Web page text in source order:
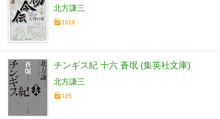
北方謙三
1019
チンギス紀 十六 蒼氓 (集英社文庫)
北方謙三
125